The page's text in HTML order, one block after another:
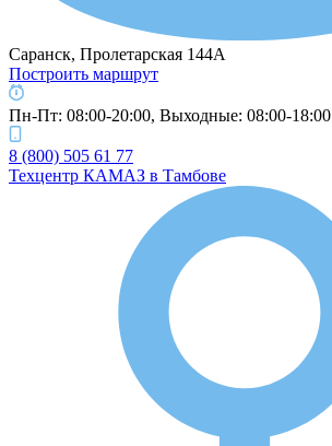
Саранск, Пролетарская 144А
Построить маршрут
Пн-Пт: 08:00-20:00, Выходные: 08:00-18:00
8 (800) 505 61 77
Техцентр КАМАЗ в Тамбове